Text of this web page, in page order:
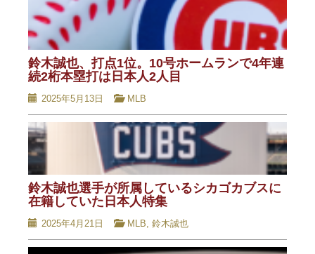
鈴木誠也、打点1位。10号ホームランで4年連
続2桁本塁打は日本人2人目
2025年5月13日 MLB
鈴木誠也選手が所属しているシカゴカブスに
在籍していた日本人特集
2025年4月21日 MLB, 鈴木誠也